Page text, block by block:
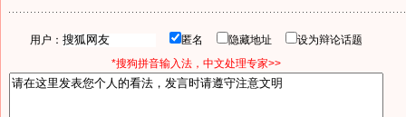
用户： 匿名 隐藏地址
设为辩论话题
*搜狗拼音输入法，中文处理专家>>